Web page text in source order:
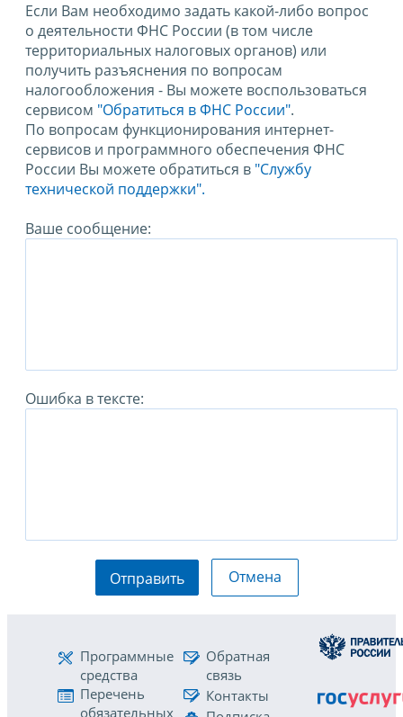
Если Вам необходимо задать какой-либо вопрос
о деятельности ФНС России (в том числе
территориальных налоговых органов) или
получить разъяснения по вопросам
налогообложения - Вы можете воспользоваться
сервисом "Обратиться в ФНС России".
По вопросам функционирования интернет-
сервисов и программного обеспечения ФНС
России Вы можете обратиться в "Службу
технической поддержки".
Ваше сообщение:
Ошибка в тексте:
Отправить Отмена
Программные
средства
Перечень
обязательных
Обратная
связь
Контакты